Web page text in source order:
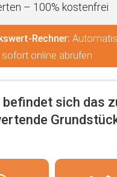
– 100% kostenfrei
Rechner:
online abrufen